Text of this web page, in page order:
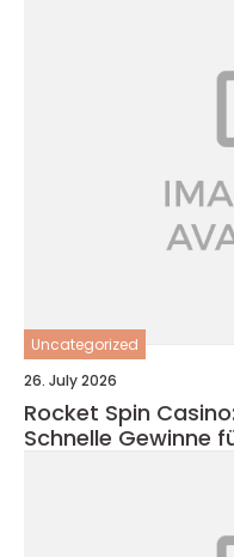
Uncategorized
26. July 2026
Rocket Spin
Schnelle Gewinne